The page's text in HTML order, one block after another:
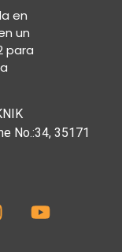
en
un
para
No.:34, 35171